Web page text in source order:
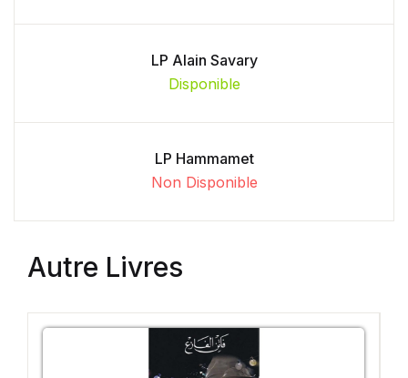
LP Alain Savary
Disponible
LP Hammamet
Non Disponible
Autre Livres